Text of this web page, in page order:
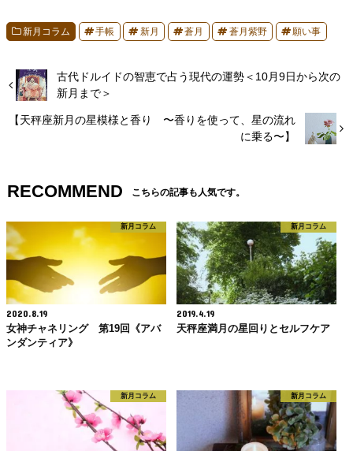
新月コラム 手帳 新月 蒼月 蒼月紫野 願い事
古代ドルイドの智恵で占う現代の運勢＜10月9日から次の
新月まで＞
【天秤座新月の星模様と香り 〜香りを使って、星の流れ
に乗る〜】
RECOMMEND こちらの記事も人気です。
新月コラム
2020.8.19
女神チャネリング 第19回《アバ
ンダンティア》
新月コラム
2019.4.19
天秤座満月の星回りとセルフケア
新月コラム 新月コラム